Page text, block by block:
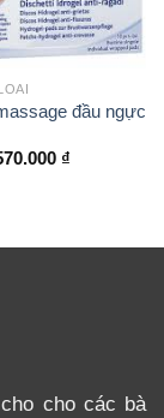
đầu ngực
₫
cho các bà